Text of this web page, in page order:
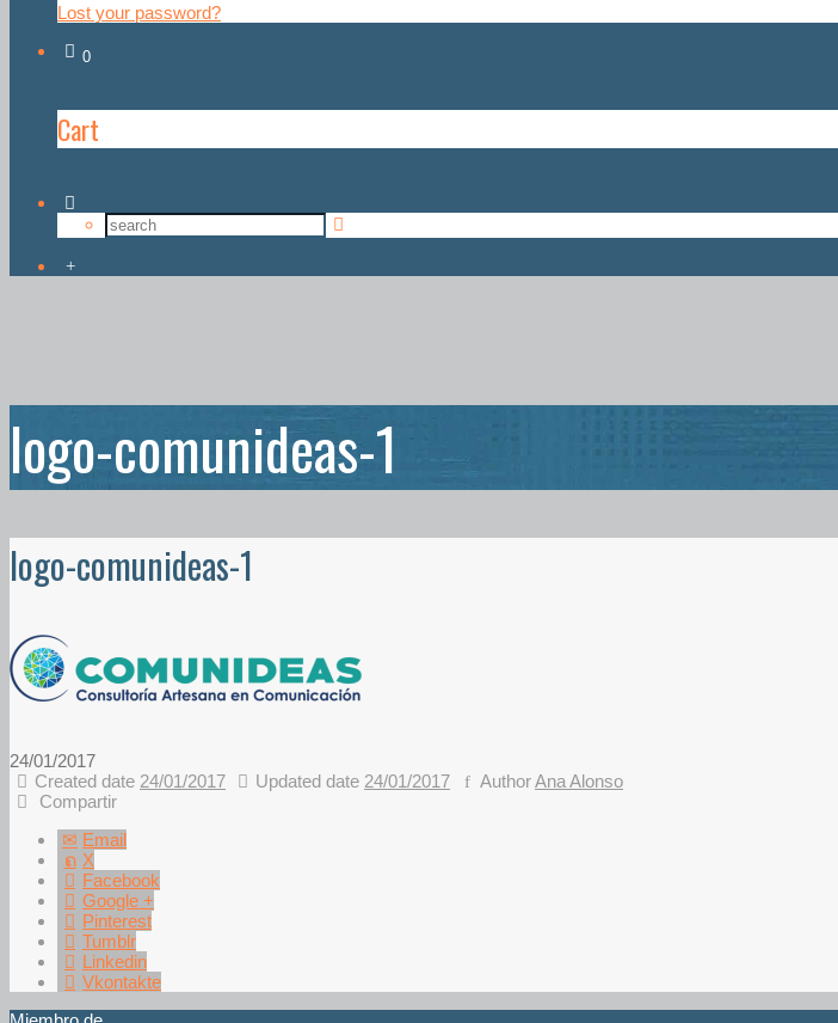
Lost your password?
0
Cart
logo-comunideas-1
logo-comunideas-1
24/01/2017
Created date 24/01/2017 Updated date 24/01/2017 AuthorAna Alonso
Compartir
Email
X
Facebook
Google +
Pinterest
Tumblr
Linkedin
Vkontakte